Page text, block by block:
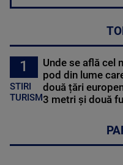
1
STIRI
TURISM
Unde se află cel
pod din lume
două țări
3 metri și două